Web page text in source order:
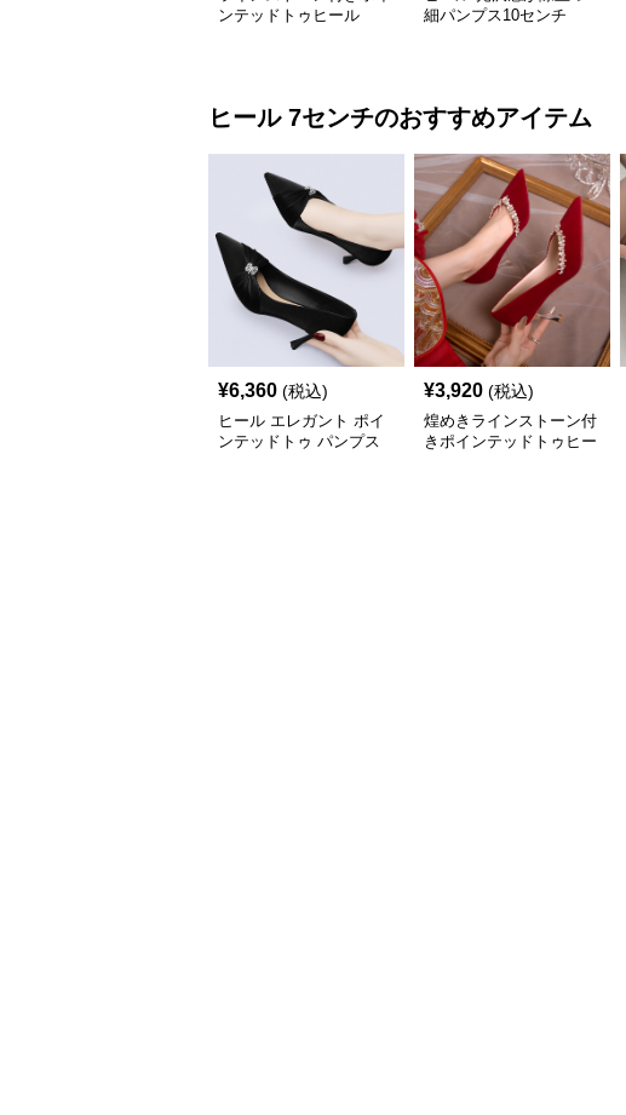
ンテッドトゥヒール
細パンプス10センチ
ヒール 7センチのおすすめアイテム
¥6,360 (税込)
ヒール エレガント ポイ
ンテッドトゥ パンプス
¥3,920 (税込)
煌めきラインストーン付
きポインテッドトゥヒー